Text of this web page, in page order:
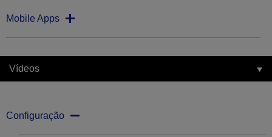
Mobile Apps
Vídeos
Configuração